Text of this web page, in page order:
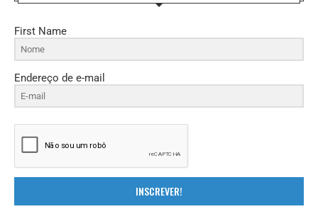
First Name
Endereço de e-mail
INSCREVER!